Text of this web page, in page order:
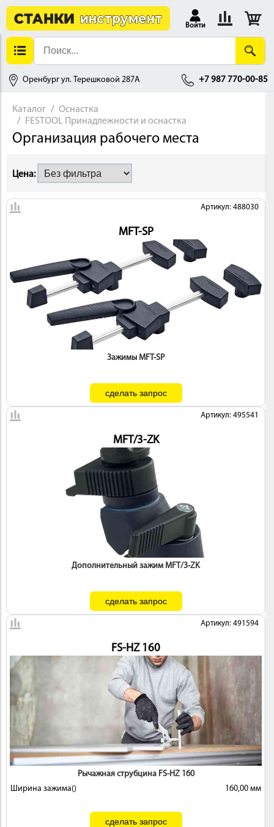
Войти
Оренбург ул. Терешковой 287А +7 987 770-00-85
ОСНАСТКА
Каталог
Оснастка
FESTOOL Принадлежности и оснастка
Организация рабочего места
Цена:
Артикул: 488030
MFT-SP
Зажимы MFT-SP
Артикул: 495541
MFT/3-ZK
Дополнительный зажим MFT/3-ZK
Артикул: 491594
FS-HZ 160
Рычажная струбцина FS-HZ 160
Ширина зажима()
160,00 мм